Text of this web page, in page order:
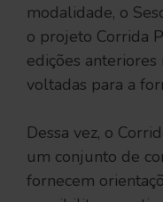
modalidade, o
o projeto Corrida
edições
voltadas para a
Dessa vez, o
um conjunto de
fornecem